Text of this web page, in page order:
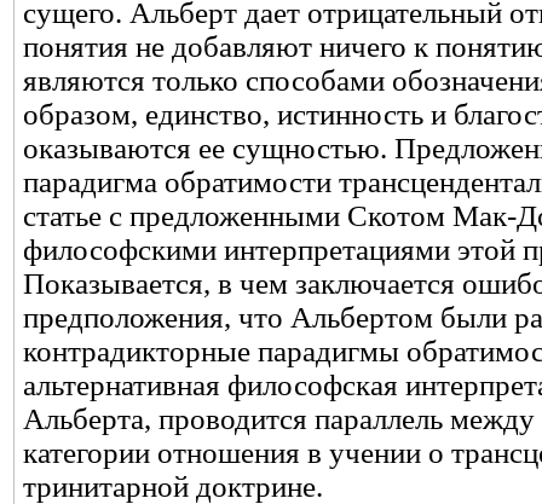
сущего. Альберт дает отрицательный
понятия не добавляют ничего к
являются только способами
образом, единство, истинность и
оказываются ее сущностью.
парадигма обратимости
статье с предложенными Скотом Мак-
философскими интерпретациями этой
Показывается, в чем заключается
предположения, что Альбертом были
контрадикторные парадигмы
альтернативная философская
Альберта, проводится параллель
категории отношения в учении о
тринитарной доктрине.